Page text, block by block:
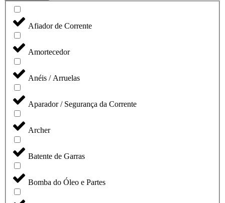
Afiador de Corrente
Amortecedor
Anéis / Arruelas
Aparador / Segurança da Corrente
Archer
Batente de Garras
Bomba do Óleo e Partes